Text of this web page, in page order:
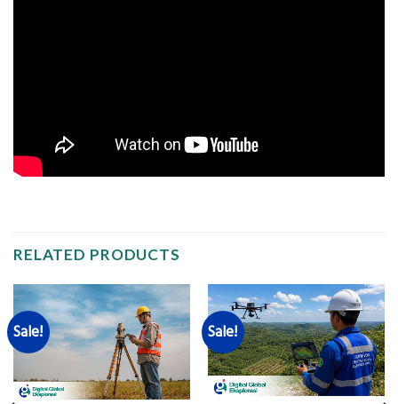
RELATED PRODUCTS
Sale! Sale!